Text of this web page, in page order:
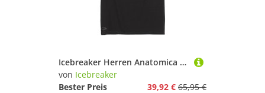
Icebreaker Herren Anatomica Tanktop
von Icebreaker
Bester Preis
39,92 € 65,95 €